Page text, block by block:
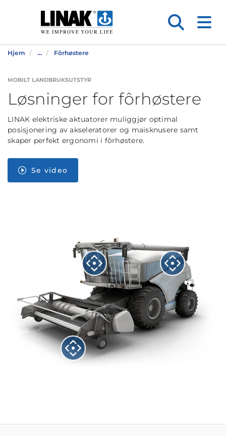
Hjem ... Fôrhøstere
MOBILT LANDBRUKSUTSTYR
Løsninger for fôrhøstere
LINAK elektriske aktuatorer muliggjør optimal
posisjonering av akseleratorer og maisknusere samt
skaper perfekt ergonomi i fôrhøstere.
Se video